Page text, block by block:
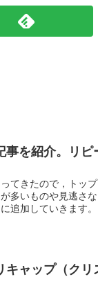
事を紹介。リ
てきたので，トッ
多いものや見逃さ
追加していきます。
キャップ（ク